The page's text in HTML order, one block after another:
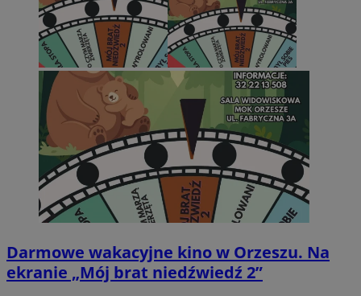
Darmowe wakacyjne kino w Orzeszu. Na
ekranie „Mój brat niedźwiedź 2”